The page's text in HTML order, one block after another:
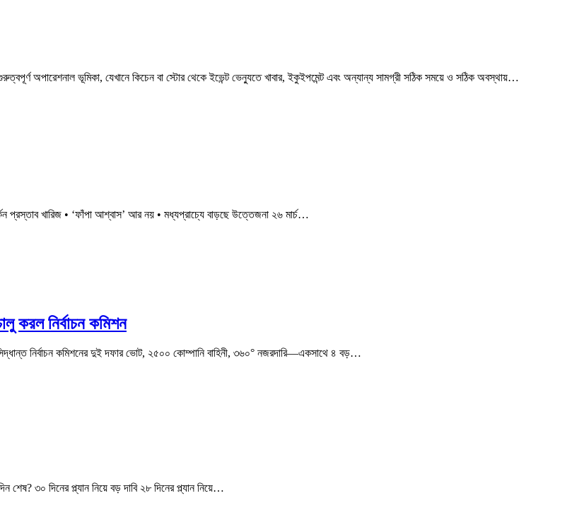
অপারেশনাল ভূমিকা, যেখানে কিচেন বা স্টোর থেকে ইভেন্ট ভেন্যুতে খাবার, ইকুইপমেন্ট এবং অন্যান্য সামগ্রী সঠিক সময়ে ও সঠিক অবস্থায়…
প্রস্তাব খারিজ • ‘ফাঁপা আশ্বাস’ আর নয় • মধ্যপ্রাচ্যে বাড়ছে উত্তেজনা ২৬ মার্চ…
নির্বাচন কমিশন
নির্বাচন কমিশনের দুই দফার ভোট, ২৫০০ কোম্পানি বাহিনী, ৩৬০° নজরদারি—একসাথে ৪ বড়…
শেষ? ৩০ দিনের প্ল্যান নিয়ে বড় দাবি ২৮ দিনের প্ল্যান নিয়ে…